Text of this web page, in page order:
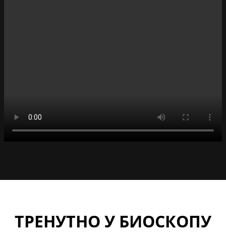
ТРЕНУТНО У БИОСКОПУ